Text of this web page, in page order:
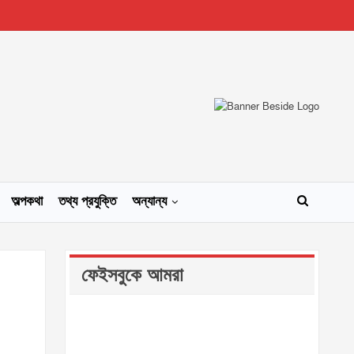
অল্পকথা তথ্য প্রযুক্তি অন্যান্য
ফেইসবুকে আমরা